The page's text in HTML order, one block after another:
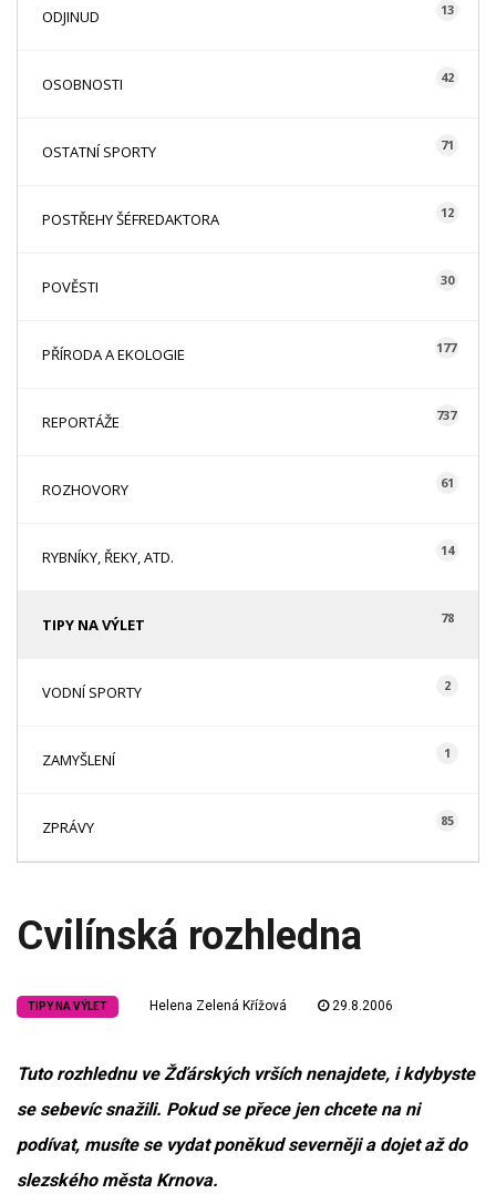
ODJINUD 13
OSOBNOSTI 42
OSTATNÍ SPORTY 71
POSTŘEHY ŠÉFREDAKTORA 12
POVĚSTI 30
PŘÍRODA A EKOLOGIE 177
REPORTÁŽE 737
ROZHOVORY 61
RYBNÍKY, ŘEKY, ATD. 14
TIPY NA VÝLET 78
VODNÍ SPORTY 2
ZAMYŠLENÍ 1
ZPRÁVY 85
Cvilínská rozhledna
TIPY NA VÝLET Helena Zelená Křížová 29.8.2006
Tuto rozhlednu ve Žďárských vrších nenajdete, i kdybyste
se sebevíc snažili. Pokud se přece jen chcete na ni
podívat, musíte se vydat poněkud severněji a dojet až do
slezského města Krnova.